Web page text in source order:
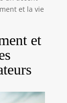
et la vie
et